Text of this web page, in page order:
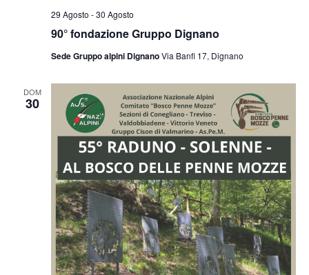
90° fondazione Gruppo Dignano
29 Agosto -30 Agosto
Sede Gruppo alpini DignanoVia Banfi 17, Dignano
DOM
30